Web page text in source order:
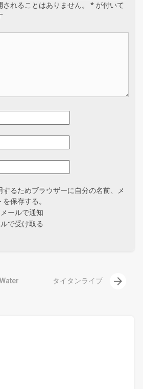
れることはありません。 * が付いて
るためブラウザーに自分の名前、メ
保存する。
ールで通知
で受け取る
タイタンライブ arrow_forward